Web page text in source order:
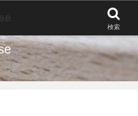
検索